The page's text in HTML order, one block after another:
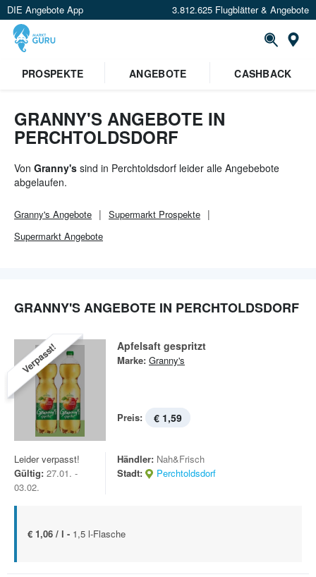
DIE Angebote App 3.812.625 Flugblätter & Angebote
Standort festlegen
PROSPEKTE ANGEBOTE CASHBACK
GRANNY'S ANGEBOTE IN
PERCHTOLDSDORF
Von Granny's sind in Perchtoldsdorf leider alle Angebebote
abgelaufen.
Granny's Angebote Supermarkt Prospekte
Supermarkt Angebote
GRANNY'S ANGEBOTE IN PERCHTOLDSDORF
Verpasst! Apfelsaft gespritzt
Marke: Granny's
Preis: € 1,59
Leider verpasst!
Gültig: 27.01. -
03.02.
Händler: Nah&Frisch
Stadt:
Perchtoldsdorf
€ 1,06 / l - 1,5 l-Flasche